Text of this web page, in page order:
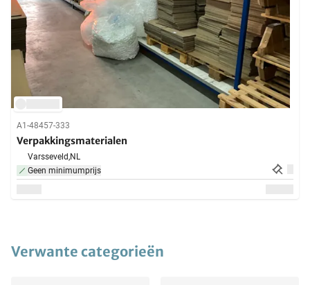
A1-48457-333
Verpakkingsmaterialen
Varsseveld,NL
Geen minimumprijs
Verwante categorieën